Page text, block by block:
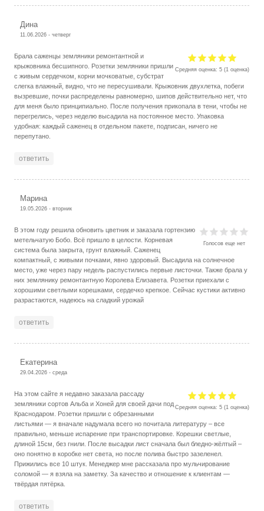
Дина
11.06.2026 - четверг
Средняя оценка:5 (1 оценка)
Брала саженцы земляники ремонтантной и
крыжовника бесшипного. Розетки земляники пришли
с живым сердечком, корни мочковатые, субстрат
слегка влажный, видно, что не пересушивали. Крыжовник двухлетка, побеги
вызревшие, почки распределены равномерно, шипов действительно нет, что
для меня было принципиально. После получения прикопала в тени, чтобы не
перегрелись, через неделю высадила на постоянное место. Упаковка
удобная: каждый саженец в отдельном пакете, подписан, ничего не
перепутано.
ответить
Марина
19.05.2026 - вторник
Голосов еще нет
В этом году решила обновить цветник и заказала гортензию
метельчатую Бобо. Всё пришло в целости. Корневая
система была закрыта, грунт влажный. Саженец
компактный, с живыми почками, явно здоровый. Высадила на солнечное
место, уже через пару недель распустились первые листочки. Также брала у
них землянику ремонтантную Королева Елизавета. Розетки приехали с
хорошими светлыми корешками, сердечко крепкое. Сейчас кустики активно
разрастаются, надеюсь на сладкий урожай
ответить
Екатерина
29.04.2026 - среда
Средняя оценка:5 (1 оценка)
На этом сайте я недавно заказала рассаду
земляники сортов Альба и Хоней для своей дачи под
Краснодаром. Розетки пришли с обрезанными
листьями — я вначале надумала всего но почитала литературу – все
правильно, меньше испарение при транспортировке. Корешки светлые,
длиной 15см, без гнили. После высадки лист сначала был бледно-жёлтый –
оно понятно в коробке нет света, но после полива быстро зазеленел.
Прижились все 10 штук. Менеджер мне рассказала про мульчирование
соломой — я взяла на заметку. За качество и отношение к клиентам —
твёрдая пятёрка.
ответить